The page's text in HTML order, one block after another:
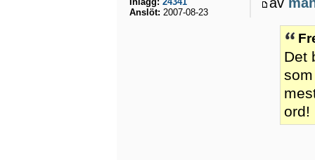
Det
ord!
Anslöt: 2007-08-23